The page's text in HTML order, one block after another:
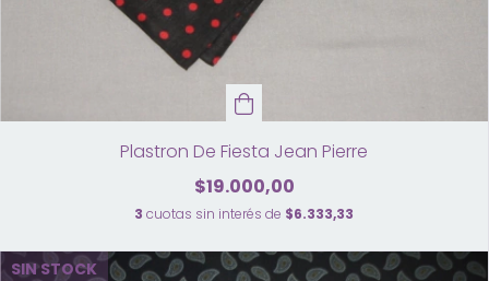
Plastron De Fiesta Jean Pierre
$19.000,00
3 cuotas sin interés de $6.333,33
SIN STOCK